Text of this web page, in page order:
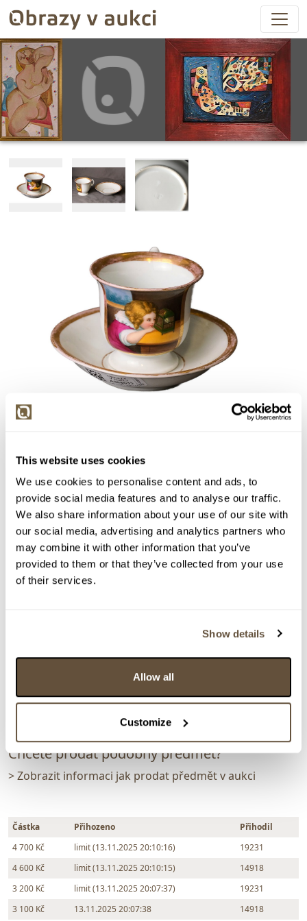
This website uses cookies
We use cookies to personalise content and ads, to
provide social media features and to analyse our traffic.
We also share information about your use of our site with
our social media, advertising and analytics partners who
may combine it with other information that you’ve
provided to them or that they’ve collected from your use
of their services.
Show details
Allow all
Customize
> Zobrazit detail položky a informace o autorovi
> zpět na aukční výsledky
VYDRAŽENO
značeno CF (Březová)
13.11.2025 20:13:16
vydraženo za:
4 700 Kč
Zpět na aukční výsledky
Chcete prodat podobný předmět?
> Zobrazit informaci jak prodat předmět v aukci
Částka Přihozeno
Přihodil
4 700 Kč
limit (13.11.2025 20:10:16)
19231
4 600 Kč
limit (13.11.2025 20:10:15)
14918
3 200 Kč
limit (13.11.2025 20:07:37)
19231
3 100 Kč
13.11.2025 20:07:38 14918